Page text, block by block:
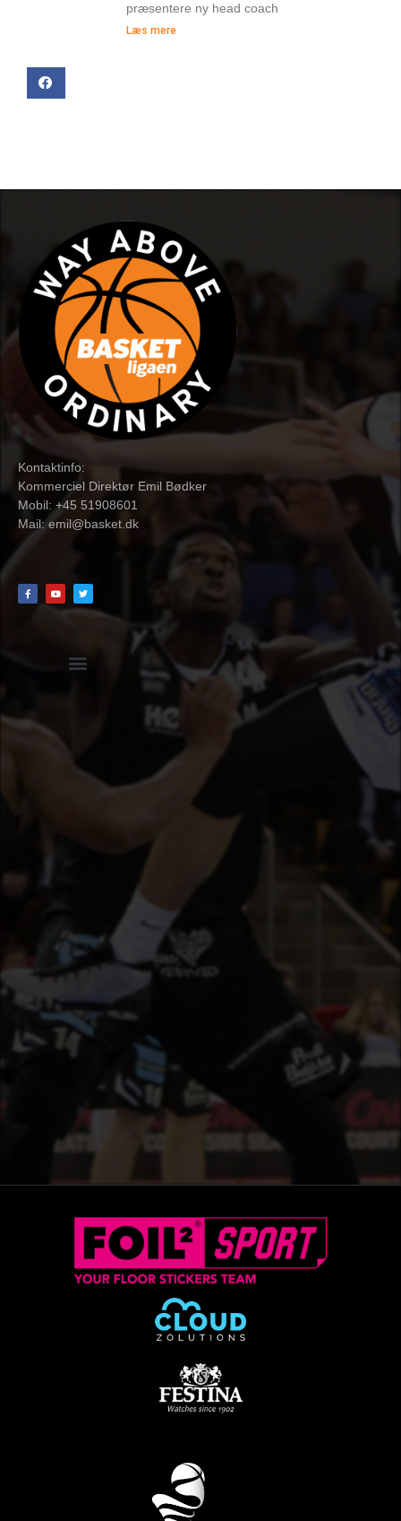
præsentere ny head coach
Læs mere
Kontaktinfo:
Kommerciel Direktør Emil Bødker
Mobil: +45 51908601
Mail:emil@basket.dk